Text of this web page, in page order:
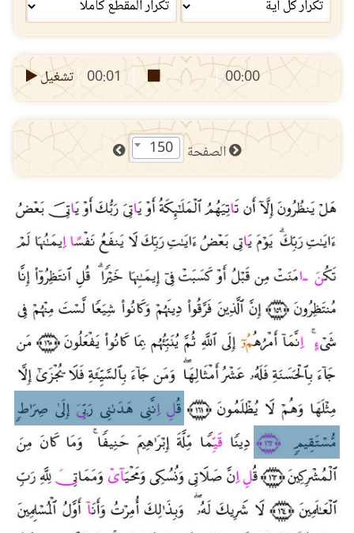
00:00
00:01 تشغيل
الصفحة 150